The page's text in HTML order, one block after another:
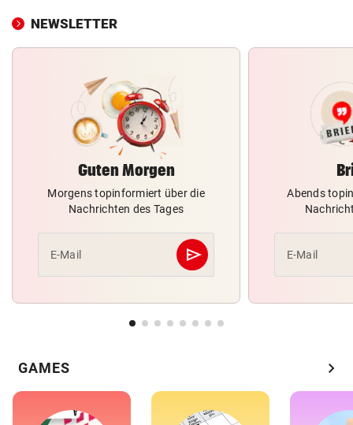
NEWSLETTER
Guten Morgen
Morgens topinformiert über die
Nachrichten des Tages
E-Mail send
Abschicken
Abends
E-Mail
GAMES chevron_right